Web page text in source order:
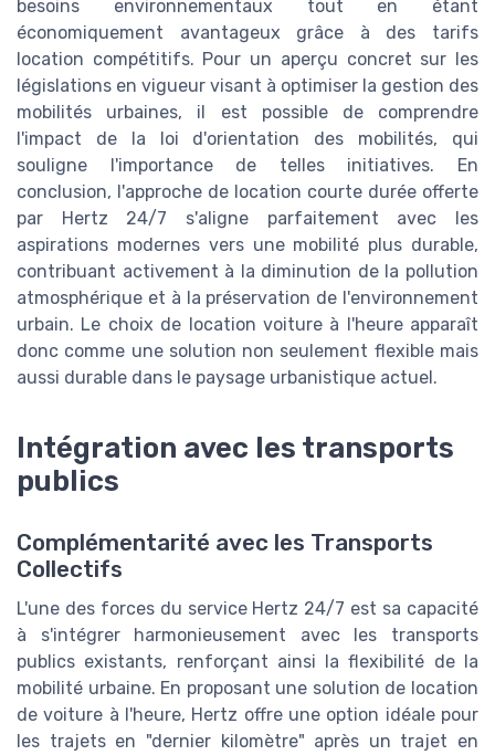
besoins environnementaux tout en étant
économiquement avantageux grâce à des tarifs
location compétitifs. Pour un aperçu concret sur les
législations en vigueur visant à optimiser la gestion des
mobilités urbaines, il est possible de comprendre
l'impact de la loi d'orientation des mobilités, qui
souligne l'importance de telles initiatives. En
conclusion, l'approche de location courte durée offerte
par Hertz 24/7 s'aligne parfaitement avec les
aspirations modernes vers une mobilité plus durable,
contribuant activement à la diminution de la pollution
atmosphérique et à la préservation de l'environnement
urbain. Le choix de location voiture à l'heure apparaît
donc comme une solution non seulement flexible mais
aussi durable dans le paysage urbanistique actuel.
Intégration avec les transports
publics
Complémentarité avec les Transports
Collectifs
L'une des forces du service Hertz 24/7 est sa capacité
à s'intégrer harmonieusement avec les transports
publics existants, renforçant ainsi la flexibilité de la
mobilité urbaine. En proposant une solution de location
de voiture à l'heure, Hertz offre une option idéale pour
les trajets en "dernier kilomètre" après un trajet en